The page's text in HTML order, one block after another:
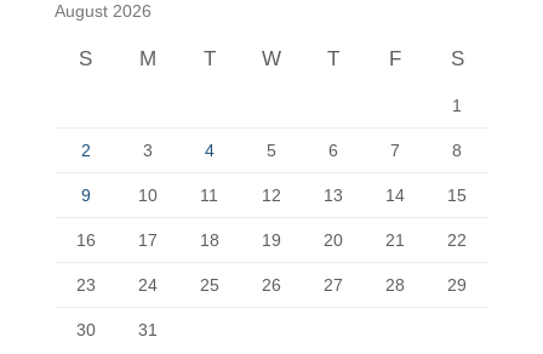
August 2026
S M T W T F S
1
2 3 4 5 6 7 8
9 10 11 12 13 14 15
16 17 18 19 20 21 22
23 24 25 26 27 28 29
30
31